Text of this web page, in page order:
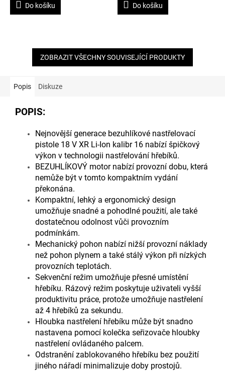
Do košíku Do košíku
ZOBRAZIT VŠECHNY SOUVISEJÍCÍ PRODUKTY
Popis Diskuze
POPIS:
Nejnovější generace bezuhlíkové nastřelovací
pistole 18 V XR Li-Ion kalibr 16 nabízí špičkový
výkon v technologii nastřelování hřebíků.
BEZUHLÍKOVÝ motor nabízí provozní dobu, která
nemůže být v tomto kompaktním vydání
překonána.
Kompaktní, lehký a ergonomický design
umožňuje snadné a pohodlné použití, ale také
dostatečnou odolnost vůči provozním
podmínkám.
Mechanický pohon nabízí nižší provozní náklady
než pohon plynem a také stálý výkon při nízkých
provozních teplotách.
Sekvenční režim umožňuje přesné umístění
hřebíku. Rázový režim poskytuje uživateli vyšší
produktivitu práce, protože umožňuje nastřelení
až 4 hřebíků za sekundu.
Hloubka nastřelení hřebíku může být snadno
nastavena pomocí kolečka seřizovače hloubky
nastřelení ovládaného palcem.
Odstranění zablokovaného hřebíku bez použití
jiného nářadí minimalizuje doby prostojů.